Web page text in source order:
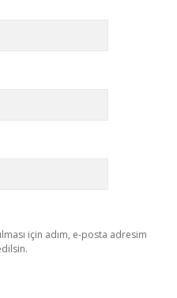
için adım, e-posta adresim